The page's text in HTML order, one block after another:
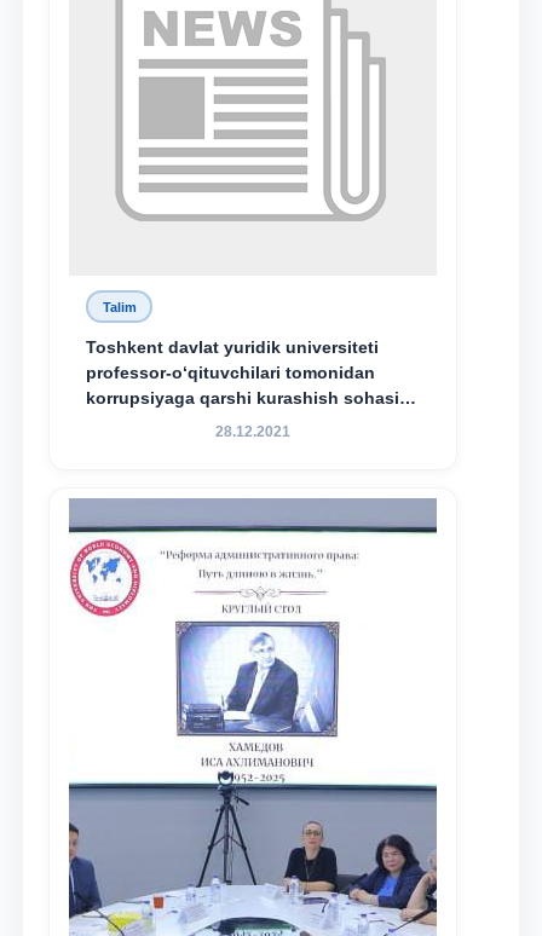
Talim
Toshkent davlat yuridik universiteti
professor-o‘qituvchilari tomonidan
korrupsiyaga qarshi kurashish sohasida
amalga oshirilayotgan islohotlar hamda
maqsadida xorijiy va mahalliy ilmiy
nashrlarda chop etilgan maqolalar
dayjesti
28.12.2021